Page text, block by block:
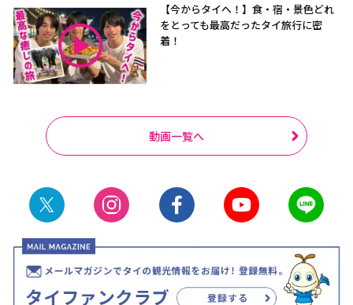
【今からタイへ！】食・宿・景色どれ
をとっても最高だったタイ旅行に密
着！
動画一覧へ